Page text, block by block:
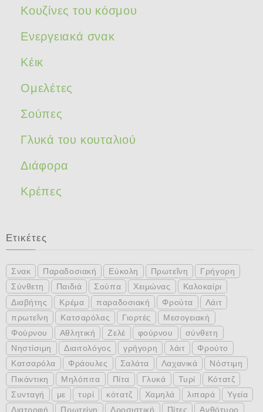
Κουζίνες του κόσμου
Ενεργειακά σνακ
Κέικ
Ομελέτες
Σούπες
Γλυκά του κουταλιού
Διάφορα
Κρέπες
Ετικέτες
Σνακ Παραδοσιακή Εύκολη Πρωτεΐνη
Γρήγορη
Σύνθετη
Παιδιά Σούπα Χειμώνας
Καλοκαίρι
Διαβήτης
Κρέμα παραδοσιακή Φρούτα
Λάιτ
πρωτεΐνη
Κατσαρόλας Γιορτές
Μεσογειακή
Φούρνου
Αθλητική Ζελέ φούρνου
σύνθετη
Νηστίσιμη
Διαιτολόγος γρήγορη λάιτ
Φρούτο
Κατσαρόλα
Φράουλες Σαλάτα Λαχανικά
Νόστιμη
Πικάντικη
Μηλόπιτα Πίτα Γλυκά Τυρί
Κότατζ
Συνταγή
με τυρί κότατζ Χαμηλά λιπαρά
Υγεία
Διατροφή
Πρωτείνη Δροσιστική Πίτες Ανθότυρο